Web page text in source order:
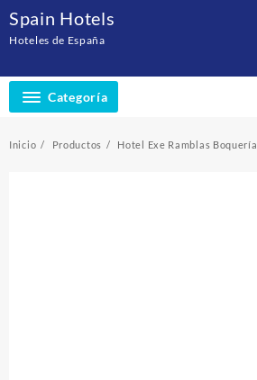
contenido
Spain Hotels
Hoteles de España
Categoría
Inicio Productos Hotel Exe Ramblas Boquería